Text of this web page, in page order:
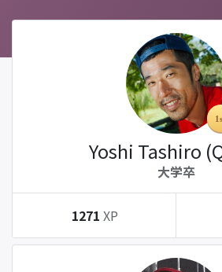
Yoshi Tashiro
大学卒
1271 XP